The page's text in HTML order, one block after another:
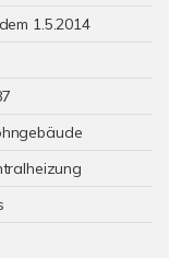
1.5.2014